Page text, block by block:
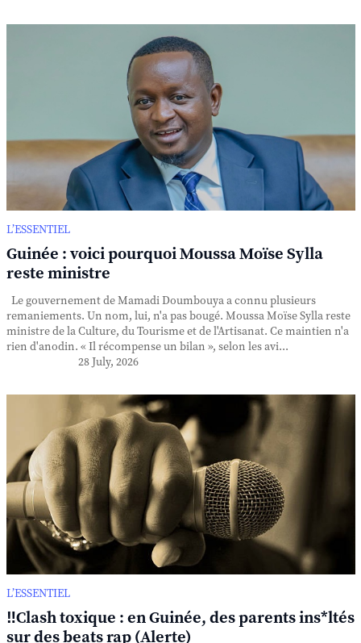
L’ESSENTIEL
Guinée : voici pourquoi Moussa Moïse Sylla
reste ministre
Le gouvernement de Mamadi Doumbouya a connu plusieurs
remaniements. Un nom, lui, n'a pas bougé. Moussa Moïse Sylla reste
ministre de la Culture, du Tourisme et de l'Artisanat. Ce maintien n'a
rien d'anodin. « Il récompense un bilan », selon les avi...
28 July, 2026
L’ESSENTIEL
‼️Clash toxique : en Guinée, des parents ins*ltés
sur des beats rap (Alerte)